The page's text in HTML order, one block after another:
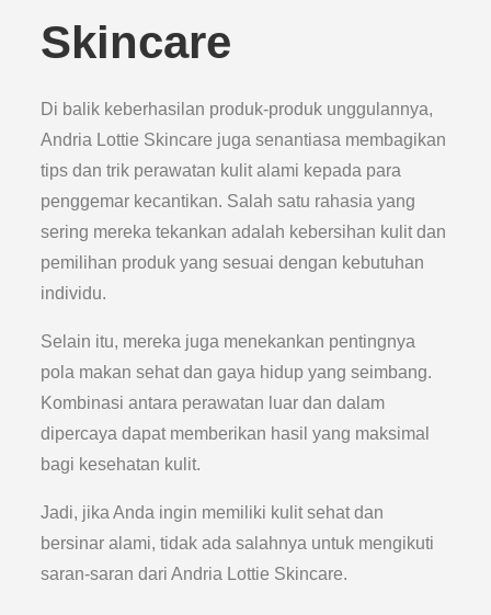
Skincare
Di balik keberhasilan produk-produk unggulannya,
Andria Lottie Skincare juga senantiasa membagikan
tips dan trik perawatan kulit alami kepada para
penggemar kecantikan. Salah satu rahasia yang
sering mereka tekankan adalah kebersihan kulit dan
pemilihan produk yang sesuai dengan kebutuhan
individu.
Selain itu, mereka juga menekankan pentingnya
pola makan sehat dan gaya hidup yang seimbang.
Kombinasi antara perawatan luar dan dalam
dipercaya dapat memberikan hasil yang maksimal
bagi kesehatan kulit.
Jadi, jika Anda ingin memiliki kulit sehat dan
bersinar alami, tidak ada salahnya untuk mengikuti
saran-saran dari Andria Lottie Skincare.